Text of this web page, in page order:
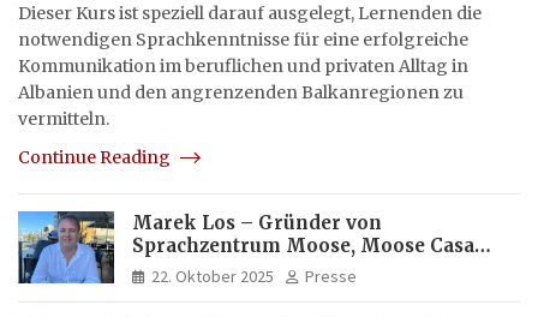
Dieser Kurs ist speziell darauf ausgelegt, Lernenden die
notwendigen Sprachkenntnisse für eine erfolgreiche
Kommunikation im beruflichen und privaten Alltag in
Albanien und den angrenzenden Balkanregionen zu
vermitteln.
Continue Reading
Marek Los – Gründer von
Sprachzentrum Moose, Moose Casa
Italia und Apartamento Brasil |
Internationaler Experte für Bildung
22. Oktober 2025 Presse